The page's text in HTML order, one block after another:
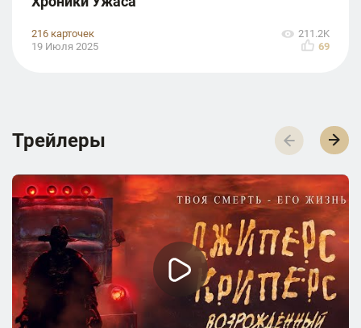
216 карточек
211.2K
19 Июля 2025
69
Трейлеры